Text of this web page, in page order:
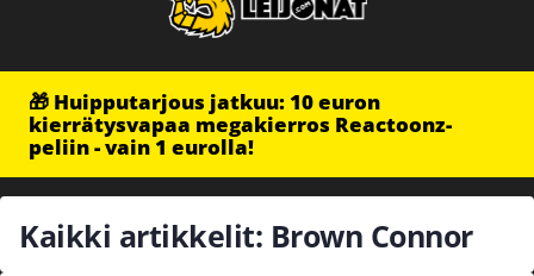
🎁 Huipputarjous jatkuu: 10 euron
kierrätysvapaa megakierros Reactoonz-
peliin - vain 1 eurolla!
Kaikki artikkelit: Brown Connor